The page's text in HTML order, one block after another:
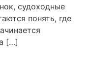
судоходные
понять, где
[…]